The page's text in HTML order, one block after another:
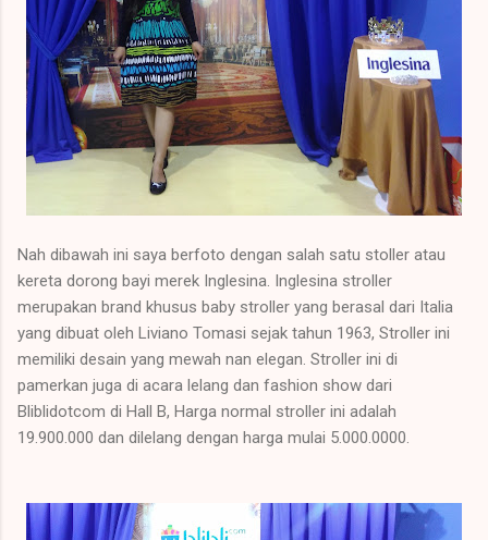
Nah dibawah ini saya berfoto dengan salah satu stoller atau
kereta dorong bayi merek Inglesina. Inglesina stroller
merupakan brand khusus baby stroller yang berasal dari Italia
yang dibuat oleh Liviano Tomasi sejak tahun 1963, Stroller ini
memiliki desain yang mewah nan elegan. Stroller ini di
pamerkan juga di acara lelang dan fashion show dari
Bliblidotcom di Hall B, Harga normal stroller ini adalah
19.900.000 dan dilelang dengan harga mulai 5.000.0000.